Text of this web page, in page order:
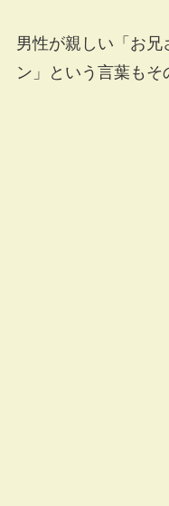
男性が親しい「お兄
ン」という言葉もそ